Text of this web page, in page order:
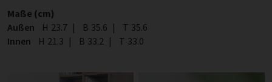
Maße (cm)
Außen
Höhe
H 23.7 | Breite
B 35.6 | Tiefe
T 35.6
Innen
Höhe
H 21.3 | Breite
B 33.2 | Tiefe
T 33.0